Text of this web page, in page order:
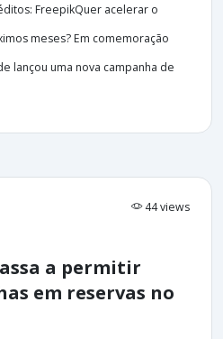
FreepikQuer acelerar o
meses? Em comemoração
lançou uma nova campanha de
44 views
a permitir
em reservas no